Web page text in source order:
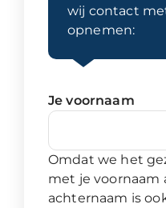
wij contact
opnemen:
Je voornaam
Omdat we het
met je voornaam
achternaam is